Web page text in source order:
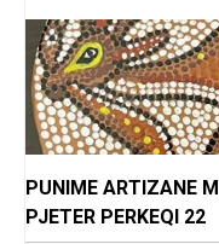
PUNIME ARTIZANE
PJETER PERKEQI 22